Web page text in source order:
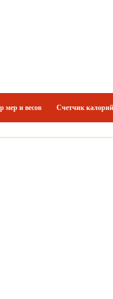
мер и весов Счетчик калорий